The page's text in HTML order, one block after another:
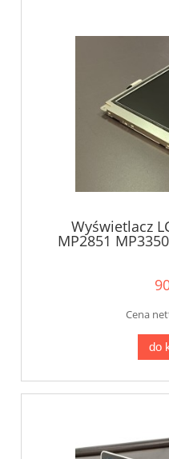
Wyświetlacz
MP2851
Cena
do